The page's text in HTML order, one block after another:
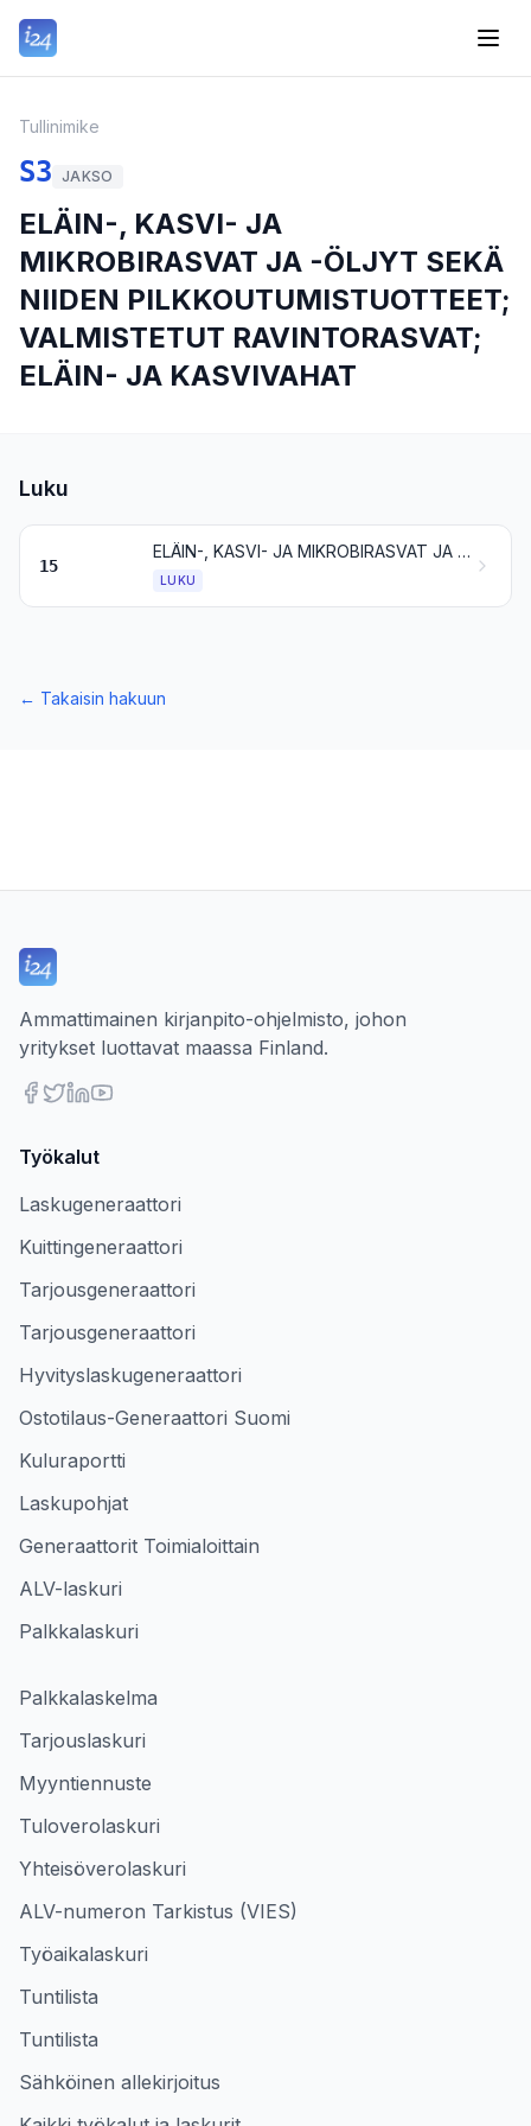
Tullinimike
S3 JAKSO
ELÄIN-, KASVI- JA
MIKROBIRASVAT JA -ÖLJYT SEKÄ
NIIDEN PILKKOUTUMISTUOTTEET;
VALMISTETUT RAVINTORASVAT;
ELÄIN- JA KASVIVAHAT
Luku
15
ELÄIN-, KASVI- JA MIKROBIRASVAT JA -ÖLJYT SEKÄ NIIDEN PILKKOUTUMISTUOTTEET; VALMISTETUT RAVINTORASVAT; ELÄIN- JA KASVIVAHAT
LUKU
← Takaisin hakuun
Ammattimainen kirjanpito-ohjelmisto, johon
yritykset luottavat maassa Finland.
Työkalut
Laskugeneraattori
Kuittingeneraattori
Tarjousgeneraattori
Tarjousgeneraattori
Hyvityslaskugeneraattori
Ostotilaus-Generaattori Suomi
Kuluraportti
Laskupohjat
Generaattorit Toimialoittain
ALV-laskuri
Palkkalaskuri
Palkkalaskelma
Tarjouslaskuri
Myyntiennuste
Tuloverolaskuri
Yhteisöverolaskuri
ALV-numeron Tarkistus (VIES)
Työaikalaskuri
Tuntilista
Tuntilista
Sähköinen allekirjoitus